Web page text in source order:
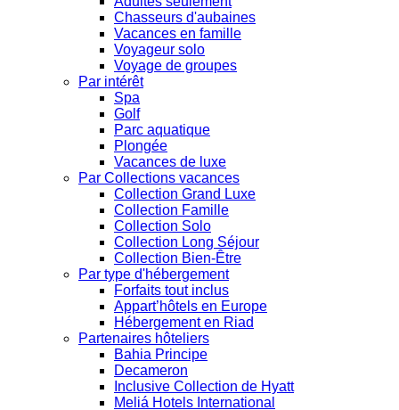
Chasseurs d'aubaines
Vacances en famille
Voyageur solo
Voyage de groupes
Par intérêt
Spa
Golf
Parc aquatique
Plongée
Vacances de luxe
Par Collections vacances
Collection Grand Luxe
Collection Famille
Collection Solo
Collection Long Séjour
Collection Bien-Être
Par type d'hébergement
Forfaits tout inclus
Appart’hôtels en Europe
Hébergement en Riad
Partenaires hôteliers
Bahia Principe
Decameron
Inclusive Collection de Hyatt
Meliá Hotels International